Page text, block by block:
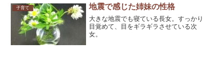
合は、学校に連絡をして、相談してみて
下さい。学校で、取り...
子育て 地震で感じた姉妹の性格
大きな地震でも寝ている長女。すっかり
目覚めて、目をギラギラさせている次
女。